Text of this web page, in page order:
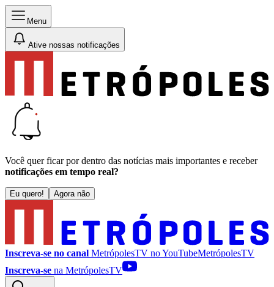
Menu
Ative nossas notificações
Você quer ficar por dentro das notícias mais importantes e receber
notificações em tempo real?
Eu quero! Agora não
Inscreva-se no canal MetrópolesTV noYouTubeMetrópolesTV
Inscreva-se na MetrópolesTV